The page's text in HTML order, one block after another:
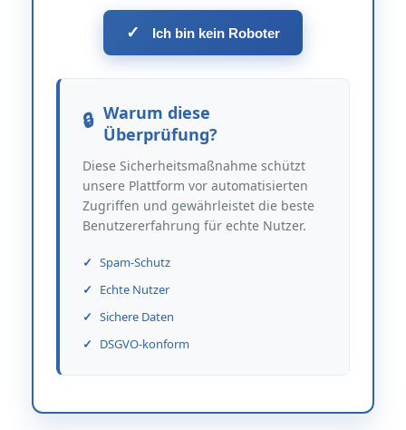
✓ Ich bin kein Roboter
Warum diese
Überprüfung?
Diese Sicherheitsmaßnahme schützt
unsere Plattform vor automatisierten
Zugriffen und gewährleistet die beste
Benutzererfahrung für echte Nutzer.
Spam-Schutz
Echte Nutzer
Sichere Daten
DSGVO-konform